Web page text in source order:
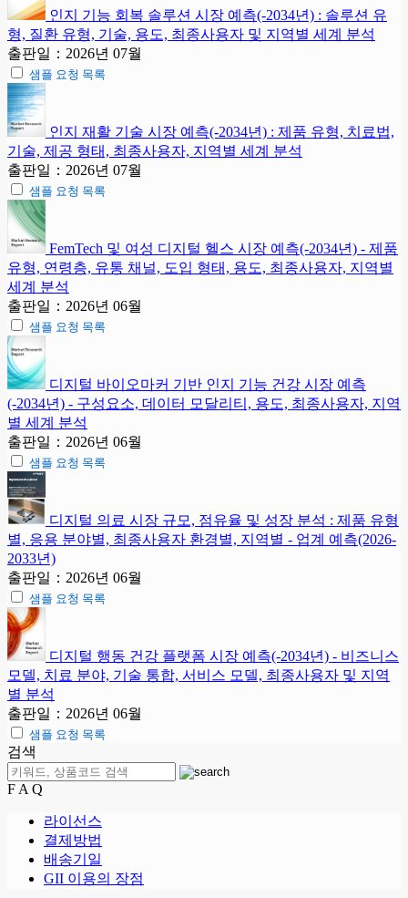
인지 기능 회복 솔루션 시장 예측(-2034년) : 솔루션 유
형, 질환 유형, 기술, 용도, 최종사용자 및 지역별 세계 분석
출판일：2026년 07월
샘플 요청 목록
인지 재활 기술 시장 예측(-2034년) : 제품 유형, 치료법,
기술, 제공 형태, 최종사용자, 지역별 세계 분석
출판일：2026년 07월
샘플 요청 목록
FemTech 및 여성 디지털 헬스 시장 예측(-2034년) - 제품
유형, 연령층, 유통 채널, 도입 형태, 용도, 최종사용자, 지역별
세계 분석
출판일：2026년 06월
샘플 요청 목록
디지털 바이오마커 기반 인지 기능 건강 시장 예측
(-2034년) - 구성요소, 데이터 모달리티, 용도, 최종사용자, 지역
별 세계 분석
출판일：2026년 06월
샘플 요청 목록
디지털 의료 시장 규모, 점유율 및 성장 분석 : 제품 유형
별, 응용 분야별, 최종사용자 환경별, 지역별 - 업계 예측(2026-
2033년)
출판일：2026년 06월
샘플 요청 목록
디지털 행동 건강 플랫폼 시장 예측(-2034년) - 비즈니스
모델, 치료 분야, 기술 통합, 서비스 모델, 최종사용자 및 지역
별 분석
출판일：2026년 06월
샘플 요청 목록
검색
F A Q
라이선스
결제방법
배송기일
GII 이용의 장점